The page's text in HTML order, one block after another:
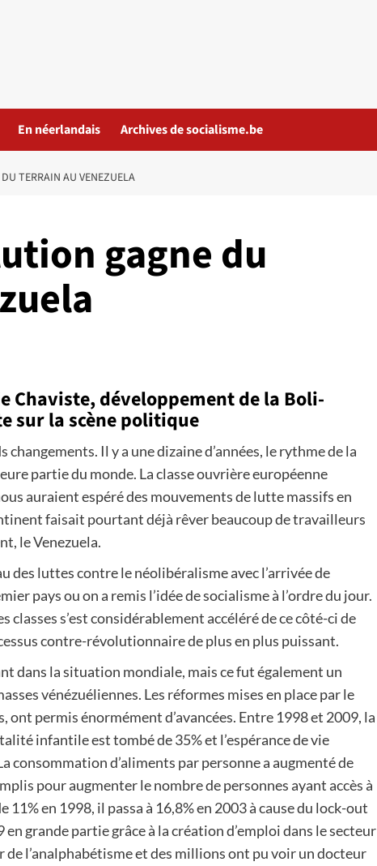
En néerlandais Archives de socialisme.be
TERRAIN AU VENEZUELA
gagne du
Chaviste, développement de la Boli-
sur la scène politique
Il y a une dizaine d’années, le rythme de la
partie du monde. La classe ouvrière européenne
auraient espéré des mouvements de lutte massifs en
faisait pourtant déjà rêver beaucoup de travailleurs
le Venezuela.
des luttes contre le néolibéralisme avec l’arrivée de
pays ou on a remis l’idée de socialisme à l’ordre du jour.
classes s’est considérablement accéléré de ce côté-ci de
contre-révolutionnaire de plus en plus puissant.
dans la situation mondiale, mais ce fut également un
vénézuéliennes. Les réformes mises en place par le
ont permis énormément d’avancées. Entre 1998 et 2009, la
infantile est tombé de 35% et l’espérance de vie
consommation d’aliments par personne a augmenté de
pour augmenter le nombre de personnes ayant accès à
11% en 1998, il passa à 16,8% en 2003 à cause du lock-out
grande partie grâce à la création d’emploi dans le secteur
l’analphabétisme et des millions ont pu voir un docteur